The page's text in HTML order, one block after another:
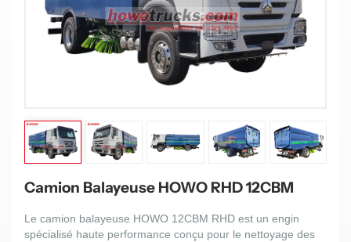
Camion Balayeuse HOWO RHD 12CBM
Le camion balayeuse HOWO 12CBM RHD est un engin
spécialisé haute performance conçu pour le nettoyage des